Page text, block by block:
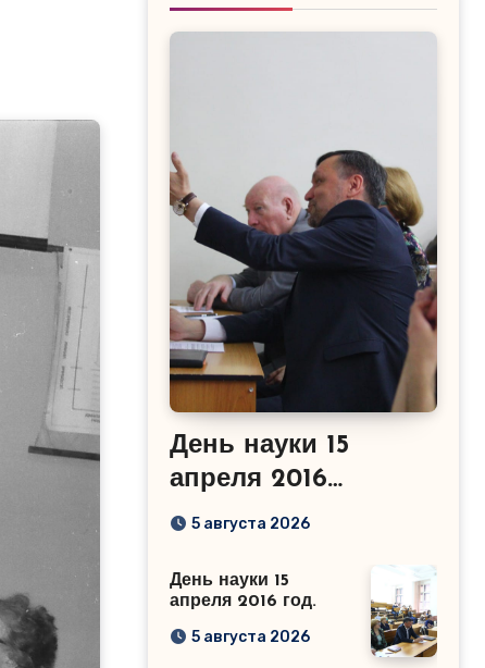
День науки 15
апреля 2016
год.Сабиров Р.М.
5 августа 2026
День науки 15
апреля 2016 год.
5 августа 2026